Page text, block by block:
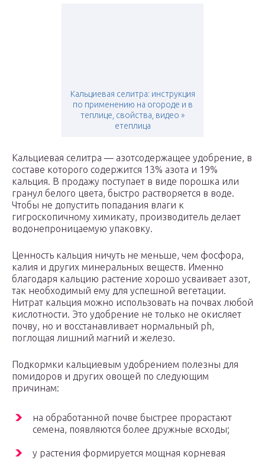
Кальциевая селитра: инструкция
по применению на огороде и в
теплице, свойства, видео »
eтеплица
Кальциевая селитра — азотсодержащее удобрение, в
составе которого содержится 13% азота и 19%
кальция. В продажу поступает в виде порошка или
гранул белого цвета, быстро растворяется в воде.
Чтобы не допустить попадания влаги к
гигроскопичному химикату, производитель делает
водонепроницаемую упаковку.
Ценность кальция ничуть не меньше, чем фосфора,
калия и других минеральных веществ. Именно
благодаря кальцию растение хорошо усваивает азот,
так необходимый ему для успешной вегетации.
Нитрат кальция можно использовать на почвах любой
кислотности. Это удобрение не только не окисляет
почву, но и восстанавливает нормальный ph,
поглощая лишний магний и железо.
Подкормки кальциевым удобрением полезны для
помидоров и других овощей по следующим
причинам:
на обработанной почве быстрее прорастают
семена, появляются более дружные всходы;
у растения формируется мощная корневая